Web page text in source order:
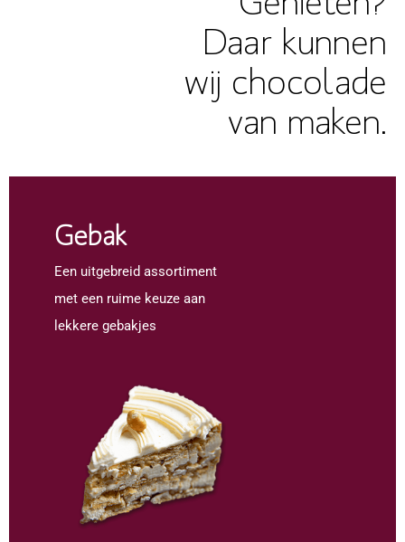
Daar kunnen
wij chocolade
van maken.
Gebak
Een uitgebreid assortiment
met een ruime keuze aan
lekkere gebakjes